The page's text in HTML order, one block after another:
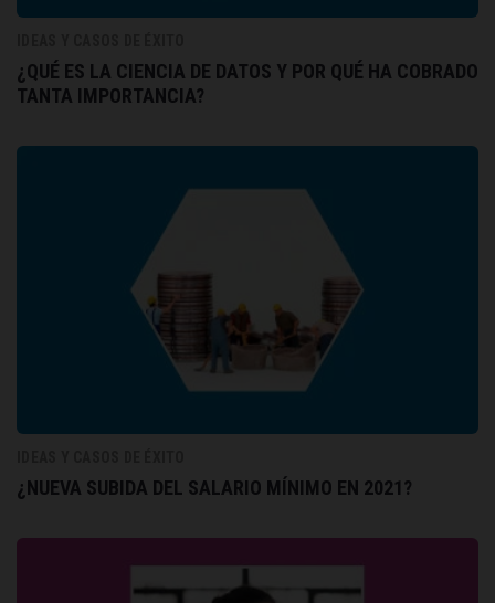
¿QUÉ ES LA CIENCIA DE DATOS Y POR QUÉ HA COBRADO
TANTA IMPORTANCIA?
¿NUEVA SUBIDA DEL SALARIO MÍNIMO EN 2021?